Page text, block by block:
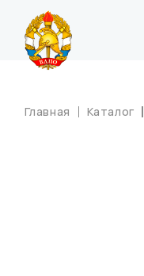
О НАС
Главная Каталог